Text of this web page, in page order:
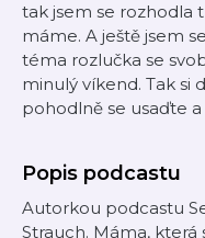
tak jsem se rozhodla
máme. A ještě jsem
téma rozlučka se
minulý víkend. Tak si
pohodlně se usaďte
Popis podcastu
Autorkou podcastu
Strauch. Máma, která